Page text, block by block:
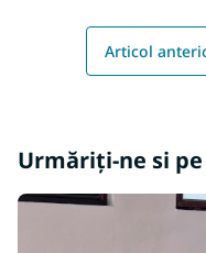
Articol
Urmăriți-ne si